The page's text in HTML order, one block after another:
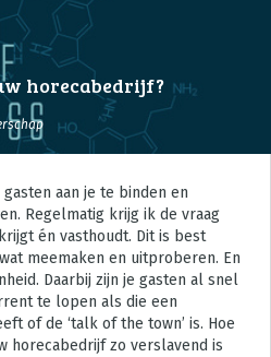
horecabedrijf?
aan je te binden en
Regelmatig krijg ik de vraag
én vasthoudt. Dit is best
meemaken en uitproberen. En
Daarbij zijn je gasten al snel
te lopen als die een
of de ‘talk of the town’ is. Hoe
horecabedrijf zo verslavend is